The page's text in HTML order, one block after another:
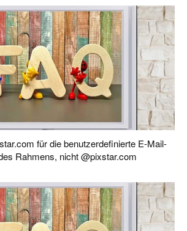
für die benutzerdefinierte E-Mail-
Rahmens, nicht @pixstar.com